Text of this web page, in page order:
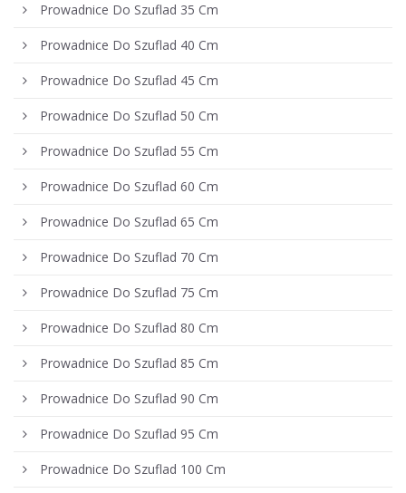
Prowadnice Do Szuflad 35 Cm
Prowadnice Do Szuflad 40 Cm
Prowadnice Do Szuflad 45 Cm
Prowadnice Do Szuflad 50 Cm
Prowadnice Do Szuflad 55 Cm
Prowadnice Do Szuflad 60 Cm
Prowadnice Do Szuflad 65 Cm
Prowadnice Do Szuflad 70 Cm
Prowadnice Do Szuflad 75 Cm
Prowadnice Do Szuflad 80 Cm
Prowadnice Do Szuflad 85 Cm
Prowadnice Do Szuflad 90 Cm
Prowadnice Do Szuflad 95 Cm
Prowadnice Do Szuflad 100 Cm